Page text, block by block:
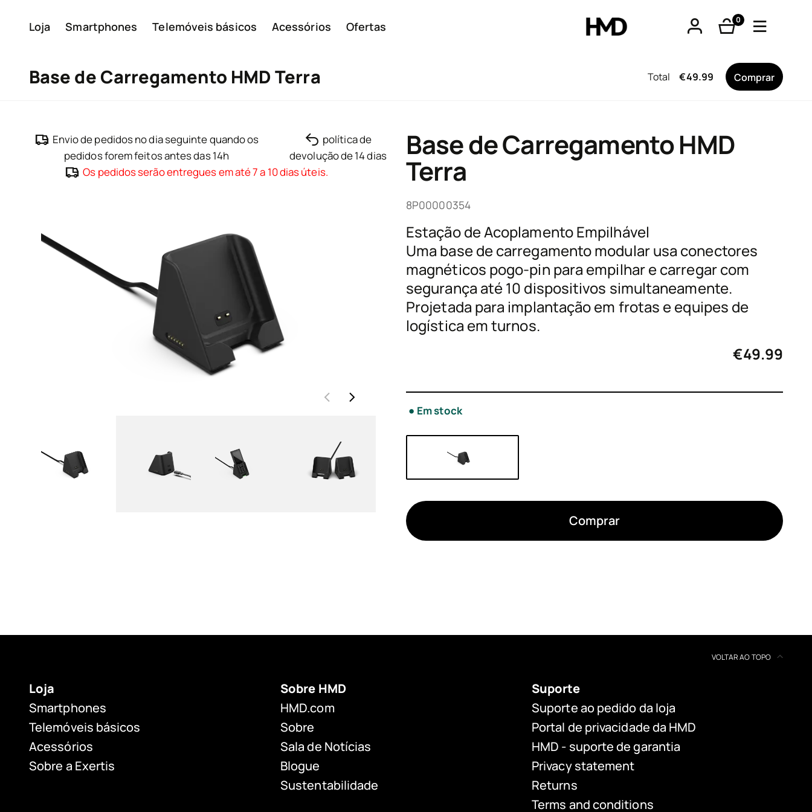
Loja Smartphones Telemóveis básicos Acessórios Ofertas
0
produtos
Smartphones
Telemóveis
básicos
Acessórios
Ofertas
Reciclagem de dispositivos
Autorreparação
Portugal
Base de Carregamento HMD Terra Total €49.99 Comprar
Envio de pedidos no dia seguinte quando os
pedidos forem feitos antes das 14h
política de
devolução de 14 dias
Os pedidos serão entregues em até 7 a 10 dias úteis.
Base de Carregamento HMD
Terra
8P00000354
Estação de Acoplamento Empilhável
Uma base de carregamento modular usa conectores
magnéticos pogo-pin para empilhar e carregar com
segurança até 10 dispositivos simultaneamente.
Projetada para implantação em frotas e equipes de
logística em turnos.
€49.99
Em stock
Comprar
VOLTAR AO TOPO
Loja
Smartphones
Telemóveis básicos
Acessórios
Sobre a Exertis
Sobre HMD
HMD.com
Sobre
Sala de Notícias
Blogue
Sustentabilidade
Suporte
Suporte ao pedido da loja
Portal de privacidade da HMD
HMD - suporte de garantia
Privacy statement
Returns
Terms and conditions